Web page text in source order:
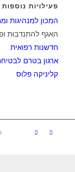
פעילויות
המכון למנהיגות
האגף להתנדבות
חדשנות רפואית
ארגון בטרם
קליניקה פלוס
-